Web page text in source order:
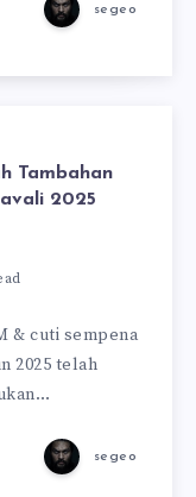
segeo
Tambahan
2025
& cuti sempena
2025 telah
segeo